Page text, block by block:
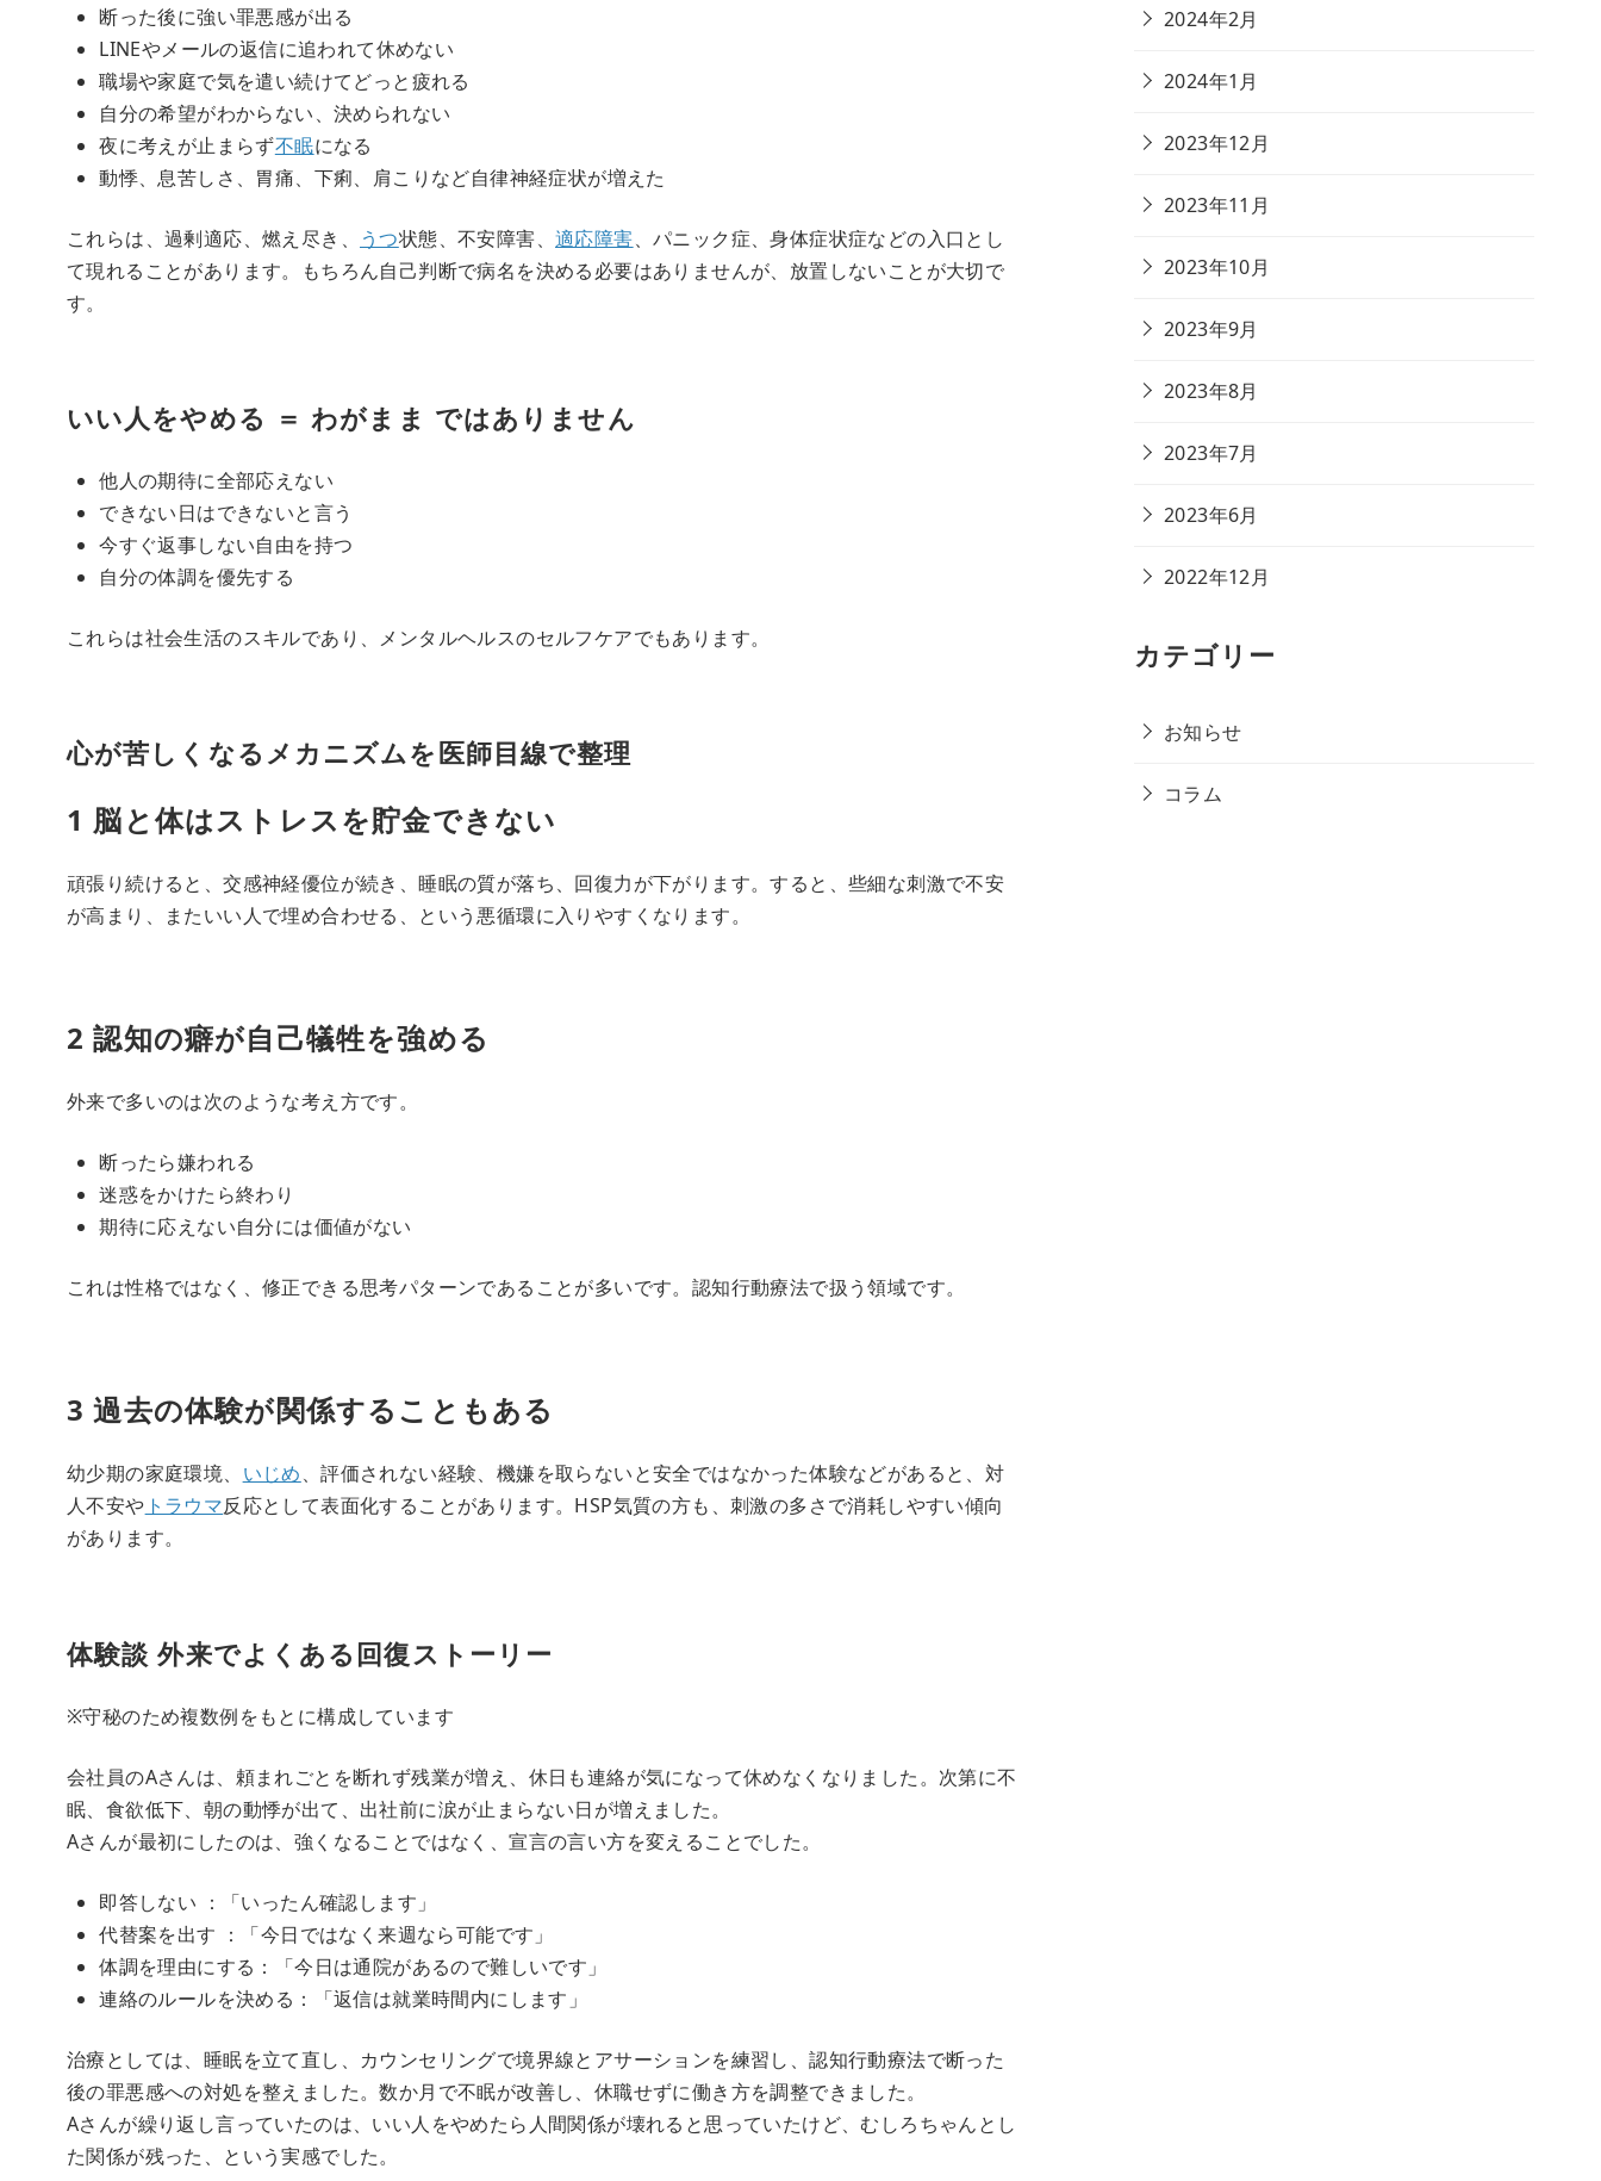
断った後に強い罪悪感が出る
LINEやメールの返信に追われて休めない
職場や家庭で気を遣い続けてどっと疲れる
自分の希望がわからない、決められない
夜に考えが止まらず不眠になる
動悸、息苦しさ、胃痛、下痢、肩こりなど自律神経症状が増えた
これらは、過剰適応、燃え尽き、 うつ状態、不安障害、適応障害、パニック症、身体症状症などの入口とし
て現れることがあります。もちろん自己判断で病名を決める必要はありませんが、放置しないことが大切で
す。
いい人をやめる ＝ わがまま ではありません
他人の期待に全部応えない
できない日はできないと言う
今すぐ返事しない自由を持つ
自分の体調を優先する
これらは社会生活のスキルであり、メンタルヘルスのセルフケアでもあります。
心が苦しくなるメカニズムを医師目線で整理
1 脳と体はストレスを貯金できない
頑張り続けると、交感神経優位が続き、睡眠の質が落ち、回復力が下がります。すると、些細な刺激で不安
が高まり、またいい人で埋め合わせる、という悪循環に入りやすくなります。
2 認知の癖が自己犠牲を強める
外来で多いのは次のような考え方です。
断ったら嫌われる
迷惑をかけたら終わり
期待に応えない自分には価値がない
これは性格ではなく、修正できる思考パターンであることが多いです。認知行動療法で扱う領域です。
3 過去の体験が関係することもある
幼少期の家庭環境、 いじめ、評価されない経験、機嫌を取らないと安全ではなかった体験などがあると、対
人不安や トラウマ反応として表面化することがあります。HSP気質の方も、刺激の多さで消耗しやすい傾向
があります。
体験談 外来でよくある回復ストーリー
※守秘のため複数例をもとに構成しています
会社員のAさんは、頼まれごとを断れず残業が増え、休日も連絡が気になって休めなくなりました。次第に不
眠、食欲低下、朝の動悸が出て、出社前に涙が止まらない日が増えました。
Aさんが最初にしたのは、強くなることではなく、宣言の言い方を変えることでした。
即答しない ：「いったん確認します」
代替案を出す ：「今日ではなく来週なら可能です」
体調を理由にする：「今日は通院があるので難しいです」
連絡のルールを決める：「返信は就業時間内にします」
治療としては、睡眠を立て直し、カウンセリングで境界線とアサーションを練習し、認知行動療法で断った
後の罪悪感への対処を整えました。数か月で不眠が改善し、休職せずに働き方を調整できました。
Aさんが繰り返し言っていたのは、いい人をやめたら人間関係が壊れると思っていたけど、むしろちゃんとし
た関係が残った、という実感でした。
2024年2月
2024年1月
2023年12月
2023年11月
2023年10月
2023年9月
2023年8月
2023年7月
2023年6月
2022年12月
カテゴリー
お知らせ
コラム